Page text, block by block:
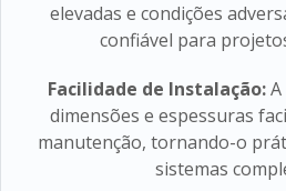
elevadas e condições
confiável para
Facilidade de Instalação:A
dimensões e espessuras
manutenção, tornando-o
sistemas